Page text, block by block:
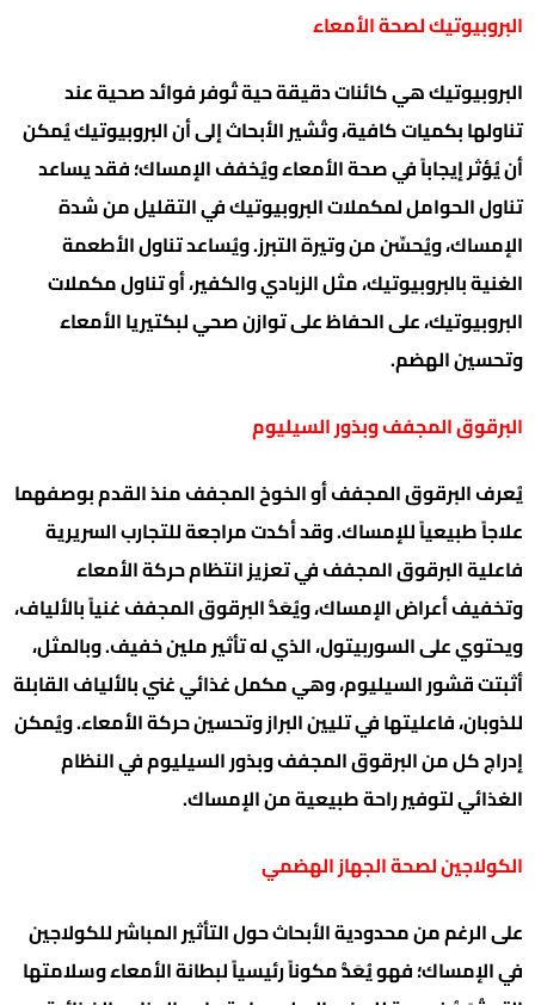
البروبيوتيك لصحة الأمعاء
البروبيوتيك هي كائنات دقيقة حية تُوفر فوائد صحية عند
تناولها بكميات كافية، وتُشير الأبحاث إلى أن البروبيوتيك يُمكن
أن يُؤثر إيجاباً في صحة الأمعاء ويُخفف الإمساك؛ فقد يساعد
تناول الحوامل لمكملات البروبيوتيك في التقليل من شدة
الإمساك، ويُحسِّن من وتيرة التبرز. ويُساعد تناول الأطعمة
الغنية بالبروبيوتيك، مثل الزبادي والكفير، أو تناول مكملات
البروبيوتيك، على الحفاظ على توازن صحي لبكتيريا الأمعاء
وتحسين الهضم.
البرقوق المجفف وبذور السيليوم
يُعرف البرقوق المجفف أو الخوخ المجفف منذ القدم بوصفهما
علاجاً طبيعياً للإمساك. وقد أكدت مراجعة للتجارب السريرية
فاعلية البرقوق المجفف في تعزيز انتظام حركة الأمعاء
وتخفيف أعراض الإمساك، ويُعَدُّ البرقوق المجفف غنياً بالألياف،
ويحتوي على السوربيتول، الذي له تأثير ملين خفيف. وبالمثل،
أثبتت قشور السيليوم، وهي مكمل غذائي غني بالألياف القابلة
للذوبان، فاعليتها في تليين البراز وتحسين حركة الأمعاء. ويُمكن
إدراج كل من البرقوق المجفف وبذور السيليوم في النظام
الغذائي لتوفير راحة طبيعية من الإمساك.
الكولاجين لصحة الجهاز الهضمي
على الرغم من محدودية الأبحاث حول التأثير المباشر للكولاجين
في الإمساك؛ فهو يُعَدُّ مكوناً رئيسياً لبطانة الأمعاء وسلامتها